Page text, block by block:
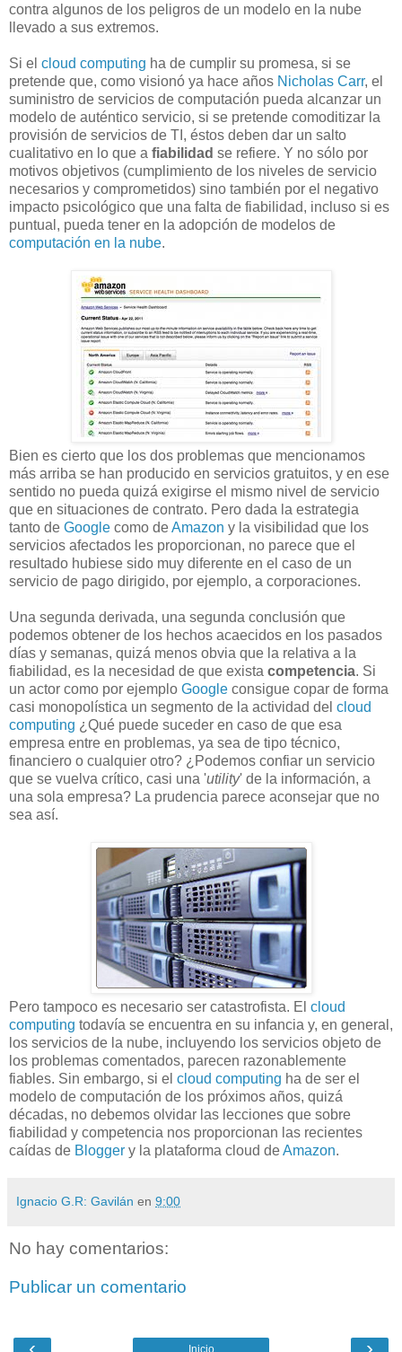
contra algunos de los peligros de un modelo en la nube
llevado a sus extremos.
Si el cloud computing ha de cumplir su promesa, si se
pretende que, como visionó ya hace años Nicholas Carr, el
suministro de servicios de computación pueda alcanzar un
modelo de auténtico servicio, si se pretende comoditizar la
provisión de servicios de TI, éstos deben dar un salto
cualitativo en lo que a fiabilidad se refiere. Y no sólo por
motivos objetivos (cumplimiento de los niveles de servicio
necesarios y comprometidos) sino también por el negativo
impacto psicológico que una falta de fiabilidad, incluso si es
puntual, pueda tener en la adopción de modelos de
computación en la nube.
Bien es cierto que los dos problemas que mencionamos
más arriba se han producido en servicios gratuitos, y en ese
sentido no pueda quizá exigirse el mismo nivel de servicio
que en situaciones de contrato. Pero dada la estrategia
tanto de Google como deAmazon y la visibilidad que los
servicios afectados les proporcionan, no parece que el
resultado hubiese sido muy diferente en el caso de un
servicio de pago dirigido, por ejemplo, a corporaciones.
Una segunda derivada, una segunda conclusión que
podemos obtener de los hechos acaecidos en los pasados
días y semanas, quizá menos obvia que la relativa a la
fiabilidad, es la necesidad de que exista competencia. Si
un actor como por ejemplo Google consigue copar de forma
casi monopolística un segmento de la actividad del cloud
computing ¿Qué puede suceder en caso de que esa
empresa entre en problemas, ya sea de tipo técnico,
financiero o cualquier otro? ¿Podemos confiar un servicio
que se vuelva crítico, casi una 'utility' de la información, a
una sola empresa? La prudencia parece aconsejar que no
sea así.
Pero tampoco es necesario ser catastrofista. El cloud
computing todavía se encuentra en su infancia y, en general,
los servicios de la nube, incluyendo los servicios objeto de
los problemas comentados, parecen razonablemente
fiables. Sin embargo, si el cloud computing ha de ser el
modelo de computación de los próximos años, quizá
décadas, no debemos olvidar las lecciones que sobre
fiabilidad y competencia nos proporcionan las recientes
caídas de Blogger y la plataforma cloud deAmazon.
Ignacio G.R: Gavilán en 9:00
No hay comentarios:
Publicar un comentario
Inicio